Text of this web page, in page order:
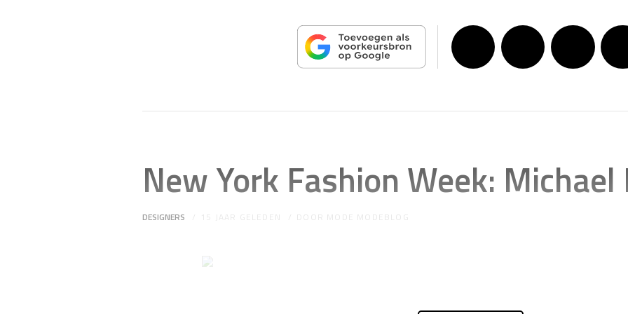
New York Fashion Week: Michael
DESIGNERS 15 JAAR GELEDEN DOOR MODE MODEBLOG